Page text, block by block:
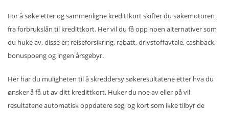
For å søke etter og sammenligne kredittkort skifter du søkemotoren
fra forbrukslån til kredittkort. Her vil du få opp noen alternativer som
du huke av, disse er; reiseforsikring, rabatt, drivstoffavtale, cashback,
bonuspoeng og ingen årsgebyr.
Her har du muligheten til å skreddersy søkeresultatene etter hva du
ønsker å få ut av ditt kredittkort. Huker du noe av eller på vil
resultatene automatisk oppdatere seg, og kort som ikke tilbyr de